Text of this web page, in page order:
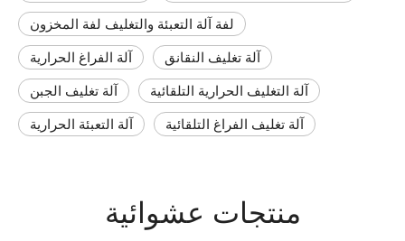
لفة آلة التعبئة والتغليف لفة المخزون
آلة الفراغ الحرارية
آلة تغليف النقانق
آلة تغليف الجبن
آلة التغليف الحرارية التلقائية
آلة التعبئة الحرارية
آلة تغليف الفراغ التلقائية
منتجات عشوائية